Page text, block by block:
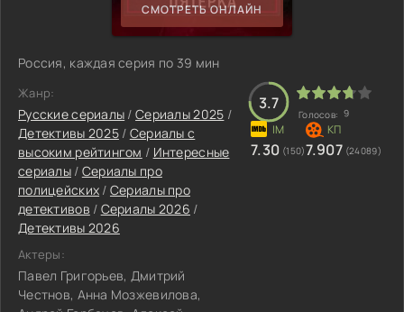
СМОТРЕТЬ ОНЛАЙН
Россия, каждая серия по 39 мин
Жанр:
Русские сериалы /Сериалы 2025 /
Детективы 2025/ Сериалы с
высоким рейтингом / Интересные
сериалы/ Сериалы про
полицейских / Сериалы про
детективов / Сериалы 2026 /
Детективы 2026
Актеры:
Павел Григорьев, Дмитрий
Честнов, Анна Мозжевилова,
3.7
Голосов: 9
7.30 (150)7.907 (24089)